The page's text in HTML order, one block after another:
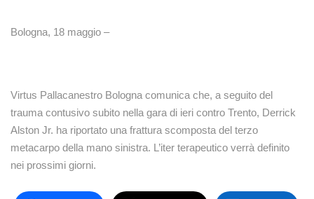
Bologna, 18 maggio –
Virtus Pallacanestro Bologna comunica che, a seguito del
trauma contusivo subito nella gara di ieri contro Trento, Derrick
Alston Jr. ha riportato una frattura scomposta del terzo
metacarpo della mano sinistra. L’iter terapeutico verrà definito
nei prossimi giorni.